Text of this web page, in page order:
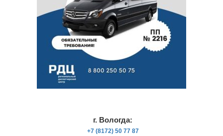
г. Вологда:
+7 (8172) 50 77 87